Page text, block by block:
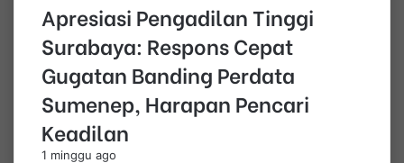
Apresiasi Pengadilan Tinggi
Surabaya: Respons Cepat
Gugatan Banding Perdata
Sumenep, Harapan Pencari
Keadilan
1 minggu ago